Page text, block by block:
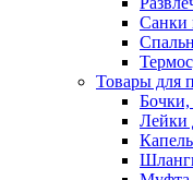
Санки
Товары для
Бочки,
Лейки